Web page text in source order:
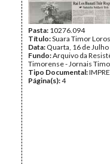
Pasta: 10276.094
Título:Suara Timor
Data: Quarta, 16 de
Fundo:Arquivo da
Timorense - Jornais
Tipo Documental:
Página(s):4